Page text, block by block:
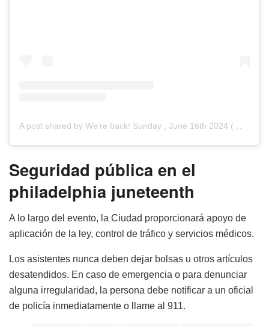
A post shared by We’re back! Sunday , June 16th 2024 (@juneteenthphila)
Seguridad pública en el
philadelphia juneteenth
A lo largo del evento, la Ciudad proporcionará apoyo de
aplicación de la ley, control de tráfico y servicios médicos.
Los asistentes nunca deben dejar bolsas u otros artículos
desatendidos. En caso de emergencia o para denunciar
alguna irregularidad, la persona debe notificar a un oficial
de policía inmediatamente o llame al 911.